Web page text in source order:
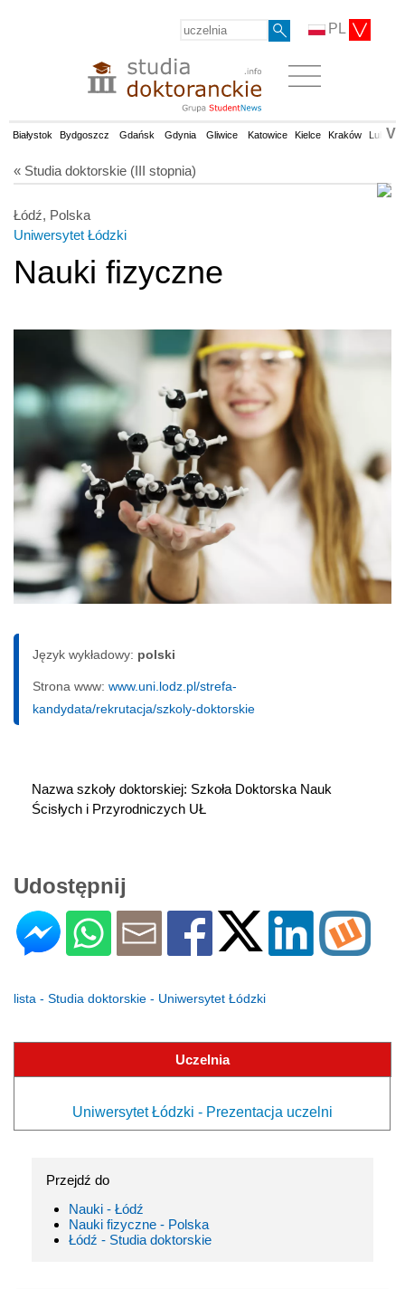
PL
Białystok Bydgoszcz Gdańsk Gdynia Gliwice Katowice Kielce Kraków Lublin
V
« Studia doktorskie (III stopnia)
Łódź, Polska
Uniwersytet Łódzki
Nauki fizyczne
Język wykładowy: polski
Strona www: www.uni.lodz.pl/strefa-
kandydata/rekrutacja/szkoly-doktorskie
Nazwa szkoły doktorskiej: Szkoła Doktorska Nauk
Ścisłych i Przyrodniczych UŁ
Udostępnij
lista - Studia doktorskie - Uniwersytet Łódzki
Uczelnia
Uniwersytet Łódzki - Prezentacja uczelni
Przejdź do
Nauki - Łódź
Nauki fizyczne - Polska
Łódź - Studia doktorskie